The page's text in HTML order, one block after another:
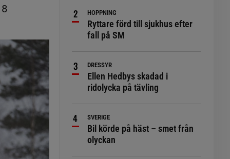
HOPPNING
Ryttare förd till sjukhus efter
fall på SM
DRESSYR
Ellen Hedbys skadad i
ridolycka på tävling
SVERIGE
Bil körde på häst – smet från
olyckan